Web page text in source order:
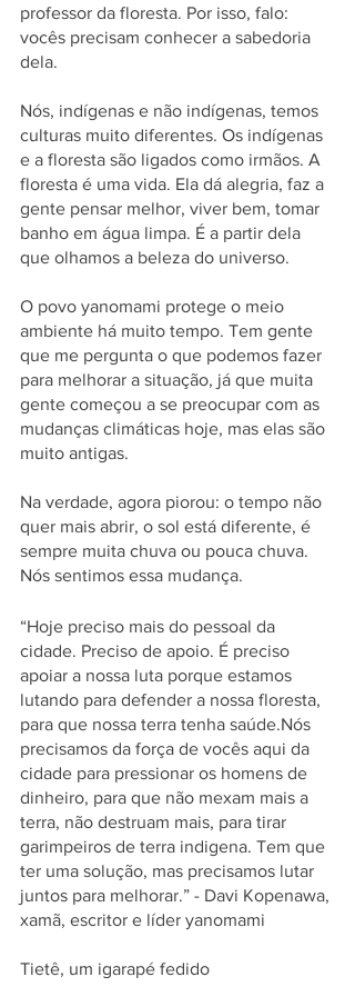
professor da floresta. Por isso, falo:
vocês precisam conhecer a sabedoria
dela.
Nós, indígenas e não indígenas, temos
culturas muito diferentes. Os indígenas
e a floresta são ligados como irmãos. A
floresta é uma vida. Ela dá alegria, faz a
gente pensar melhor, viver bem, tomar
banho em água limpa. É a partir dela
que olhamos a beleza do universo.
O povo yanomami protege o meio
ambiente há muito tempo. Tem gente
que me pergunta o que podemos fazer
para melhorar a situação, já que muita
gente começou a se preocupar com as
mudanças climáticas hoje, mas elas são
muito antigas.
Na verdade, agora piorou: o tempo não
quer mais abrir, o sol está diferente, é
sempre muita chuva ou pouca chuva.
Nós sentimos essa mudança.
“Hoje preciso mais do pessoal da
cidade. Preciso de apoio. É preciso
apoiar a nossa luta porque estamos
lutando para defender a nossa floresta,
para que nossa terra tenha saúde.Nós
precisamos da força de vocês aqui da
cidade para pressionar os homens de
dinheiro, para que não mexam mais a
terra, não destruam mais, para tirar
garimpeiros de terra indigena. Tem que
ter uma solução, mas precisamos lutar
juntos para melhorar.” - Davi Kopenawa,
xamã, escritor e líder yanomami
Tietê, um igarapé fedido